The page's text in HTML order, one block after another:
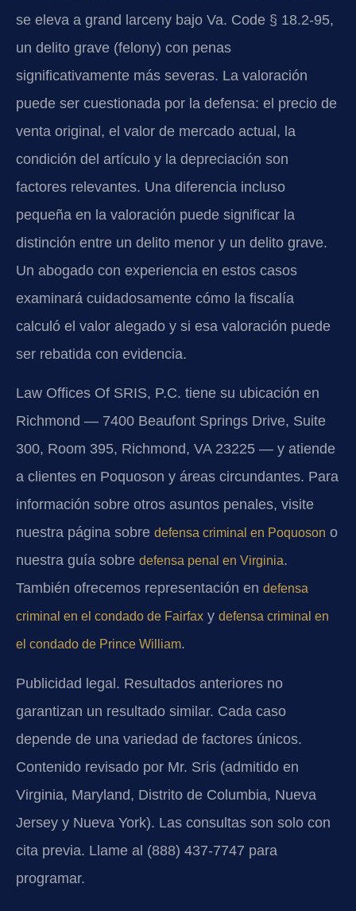
se eleva a grand larceny bajo Va. Code § 18.2-95,
un delito grave (felony) con penas
significativamente más severas. La valoración
puede ser cuestionada por la defensa: el precio de
venta original, el valor de mercado actual, la
condición del artículo y la depreciación son
factores relevantes. Una diferencia incluso
pequeña en la valoración puede significar la
distinción entre un delito menor y un delito grave.
Un abogado con experiencia en estos casos
examinará cuidadosamente cómo la fiscalía
calculó el valor alegado y si esa valoración puede
ser rebatida con evidencia.
Law Offices Of SRIS, P.C. tiene su ubicación en
Richmond — 7400 Beaufont Springs Drive, Suite
300, Room 395, Richmond, VA 23225 — y atiende
a clientes en Poquoson y áreas circundantes. Para
información sobre otros asuntos penales, visite
nuestra página sobre defensa criminal en Poquoson o
nuestra guía sobre defensa penal en Virginia.
También ofrecemos representación en defensa
criminal en el condado de Fairfax y defensa criminal en
el condado de Prince William.
Publicidad legal. Resultados anteriores no
garantizan un resultado similar. Cada caso
depende de una variedad de factores únicos.
Contenido revisado por Mr. Sris (admitido en
Virginia, Maryland, Distrito de Columbia, Nueva
Jersey y Nueva York). Las consultas son solo con
cita previa. Llame al (888) 437-7747 para
programar.